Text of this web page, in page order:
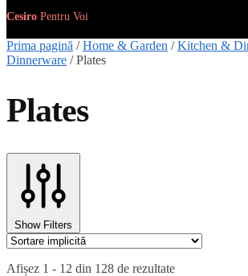
Cesiro Pentru Voi
Prima pagină /Home & Garden /Kitchen &
Dinnerware /Plates
Plates
Show Filters
Afișez 1 - 12 din 128 de rezultate